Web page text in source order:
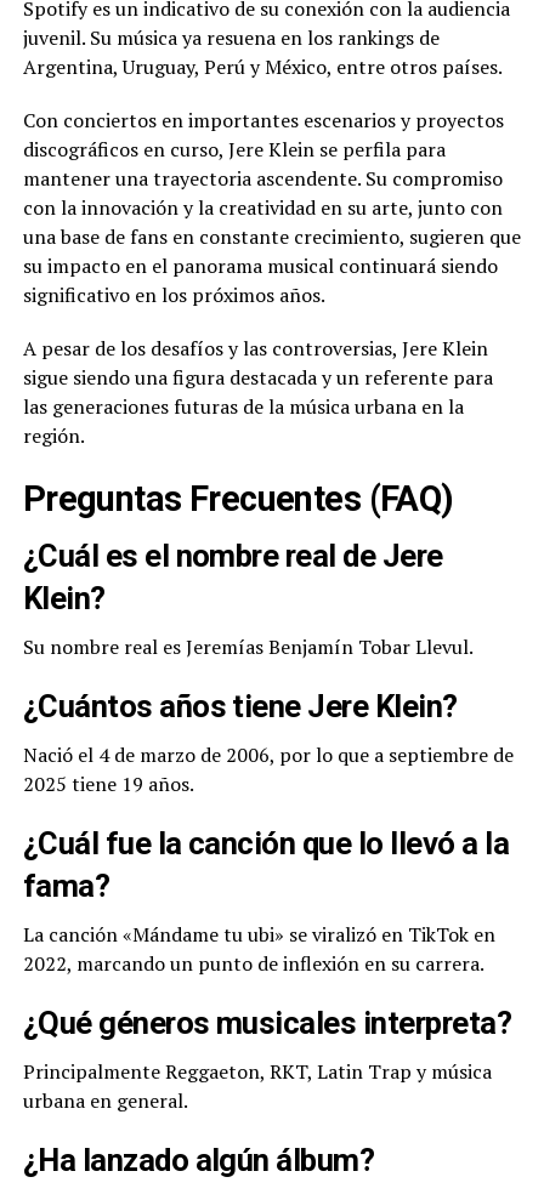
Spotify es un indicativo de su conexión con la audiencia
juvenil. Su música ya resuena en los rankings de
Argentina, Uruguay, Perú y México, entre otros países.
Con conciertos en importantes escenarios y proyectos
discográficos en curso, Jere Klein se perfila para
mantener una trayectoria ascendente. Su compromiso
con la innovación y la creatividad en su arte, junto con
una base de fans en constante crecimiento, sugieren que
su impacto en el panorama musical continuará siendo
significativo en los próximos años.
A pesar de los desafíos y las controversias, Jere Klein
sigue siendo una figura destacada y un referente para
las generaciones futuras de la música urbana en la
región.
Preguntas Frecuentes (FAQ)
¿Cuál es el nombre real de Jere
Klein?
Su nombre real es Jeremías Benjamín Tobar Llevul.
¿Cuántos años tiene Jere Klein?
Nació el 4 de marzo de 2006, por lo que a septiembre de
2025 tiene 19 años.
¿Cuál fue la canción que lo llevó a la
fama?
La canción «Mándame tu ubi» se viralizó en TikTok en
2022, marcando un punto de inflexión en su carrera.
¿Qué géneros musicales interpreta?
Principalmente Reggaeton, RKT, Latin Trap y música
urbana en general.
¿Ha lanzado algún álbum?